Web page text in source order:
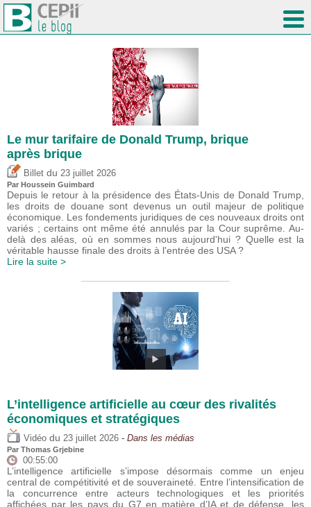
Le mur tarifaire de Donald Trump, brique
après brique
Billet du 23 juillet 2026
Par Houssein Guimbard
Depuis le retour à la présidence des États-Unis de Donald Trump,
les droits de douane sont devenus un outil majeur de politique
économique. Les fondements juridiques de ces nouveaux droits ont
variés ; certains ont même été annulés par la Cour suprême. Au-
delà des aléas, où en sommes nous aujourd'hui ? Quelle est la
véritable hausse finale des droits à l'entrée des USA ?
Lire la suite >
L’intelligence artificielle au cœur des rivalités
économiques et stratégiques
Vidéo du 23 juillet 2026 - Dans les médias
Par Thomas Grjebine
00:55:00
L’intelligence artificielle s’impose désormais comme un enjeu
central de compétitivité et de souveraineté. Entre l’intensification de
la concurrence entre acteurs technologiques et les priorités
affichées par les pays du G7 en matière d’IA et de défense, les